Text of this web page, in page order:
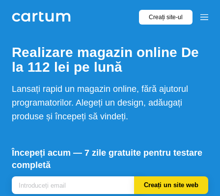
Creați site-ul
Realizare magazin online De
la 112 lei pe lună
Lansați rapid un magazin online, fără ajutorul
programatorilor. Alegeți un design, adăugați
produse și începeți să vindeți.
Începeți acum — 7 zile gratuite pentru testare
completă
Creați un site web